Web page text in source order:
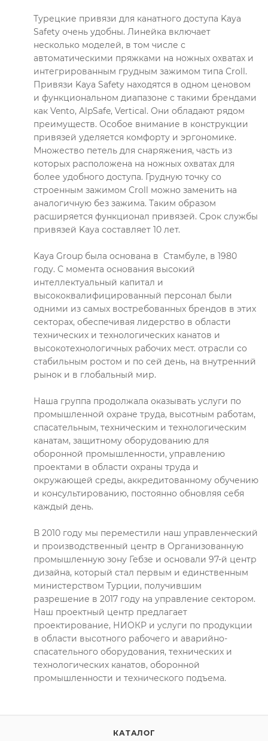
Турецкие привязи для канатного доступа Kaya
Safety очень удобны. Линейка включает
несколько моделей, в том числе с
автоматическими пряжками на ножных охватах и
интегрированным грудным зажимом типа Croll.
Привязи Kaya Safety находятся в одном ценовом
и функциональном диапазоне с такими брендами
как Vento, AlpSafe, Vertical. Они обладают рядом
преимуществ. Особое внимание в конструкции
привязей уделяется комфорту и эргономике.
Множество петель для снаряжения, часть из
которых расположена на ножных охватах для
более удобного доступа. Грудную точку со
строенным зажимом Croll можно заменить на
аналогичную без зажима. Таким образом
расширяется функционал привязей. Срок службы
привязей Kaya составляет 10 лет.
Kaya Group была основана в Стамбуле, в 1980
году. С момента основания высокий
интеллектуальный капитал и
высококвалифицированный персонал были
одними из самых востребованных брендов в этих
секторах, обеспечивая лидерство в области
технических и технологических канатов и
высокотехнологичных рабочих мест. отрасли со
стабильным ростом и по сей день, на внутренний
рынок и в глобальный мир.
Наша группа продолжала оказывать услуги по
промышленной охране труда, высотным работам,
спасательным, техническим и технологическим
канатам, защитному оборудованию для
оборонной промышленности, управлению
проектами в области охраны труда и
окружающей среды, аккредитованному обучению
и консультированию, постоянно обновляя себя
каждый день.
В 2010 году мы переместили наш управленческий
и производственный центр в Организованную
промышленную зону Гебзе и основали 97-й центр
дизайна, который стал первым и единственным
министерством Турции, получившим
разрешение в 2017 году на управление сектором.
Наш проектный центр предлагает
проектирование, НИОКР и услуги по продукции
в области высотного рабочего и аварийно-
спасательного оборудования, технических и
технологических канатов, оборонной
промышленности и технического подъема.
КАТАЛОГ